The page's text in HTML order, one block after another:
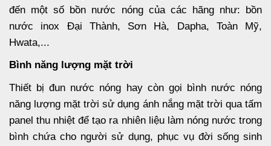
đến một số bồn nước nóng của các hãng như: bồn
nước inox Đại Thành, Sơn Hà, Dapha, Toàn Mỹ,
Hwata,...
Bình năng lượng mặt trời
Thiết bị đun nước nóng hay còn gọi bình nước nóng
năng lượng mặt trời sử dụng ánh nắng mặt trời qua tấm
panel thu nhiệt để tạo ra nhiên liệu làm nóng nước trong
bình chứa cho người sử dụng, phục vụ đời sống sinh